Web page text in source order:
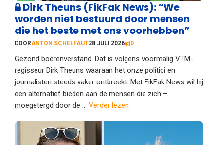
Dirk Theuns (FikFak News): “We
worden niet bestuurd door mensen
die het beste met ons voorhebben”
DOORANTON SCHELFAUT28 JULI 2026 0
Gezond boerenverstand. Dat is volgens voormalig VTM-
regisseur Dirk Theuns waaraan het onze politici en
journalisten steeds vaker ontbreekt. Met FikFak News wil hij
een alternatief bieden aan de mensen die zich –
moegetergd door de ... Verder lezen